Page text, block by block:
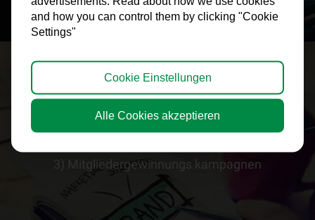
3) Mitgliedergewinnungs kampagnen
> ERFAHRE MEHR
and how you can control them by clicking "Cookie
Settings"
Cookie Einstellungen
Alle Cookies akzeptieren